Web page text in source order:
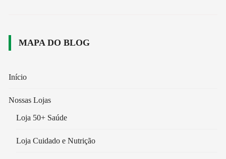
MAPA DO BLOG
Início
Nossas Lojas
Loja 50+ Saúde
Loja Cuidado e Nutrição